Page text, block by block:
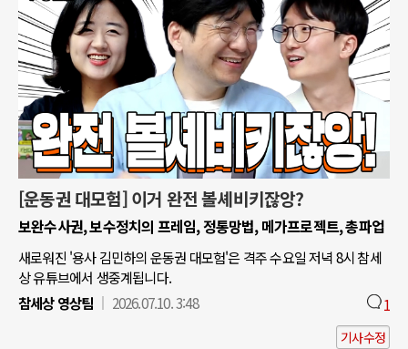
[운동권 대모험] 이거 완전 볼셰비키잖앙?
보완수사권, 보수정치의 프레임, 정통망법, 메가프로젝트, 총파업
새로워진 '용사 김민하의 운동권 대모험'은 격주 수요일 저녁 8시 참세
상 유튜브에서 생중계됩니다.
참세상 영상팀
2026.07.10. 3:48 1
기사수정